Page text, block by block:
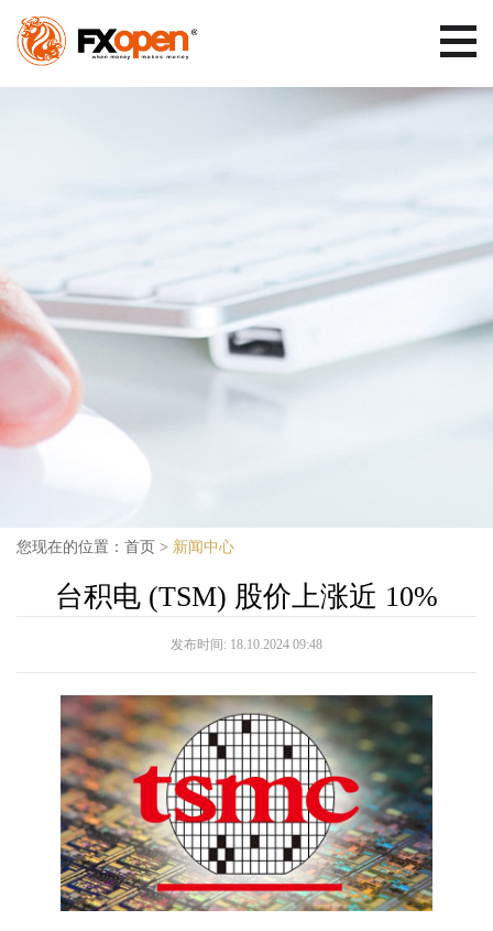
您现在的位置： 首页 > 新闻中心
台积电 (TSM) 股价上涨近 10%
发布时间: 18.10.2024 09:48